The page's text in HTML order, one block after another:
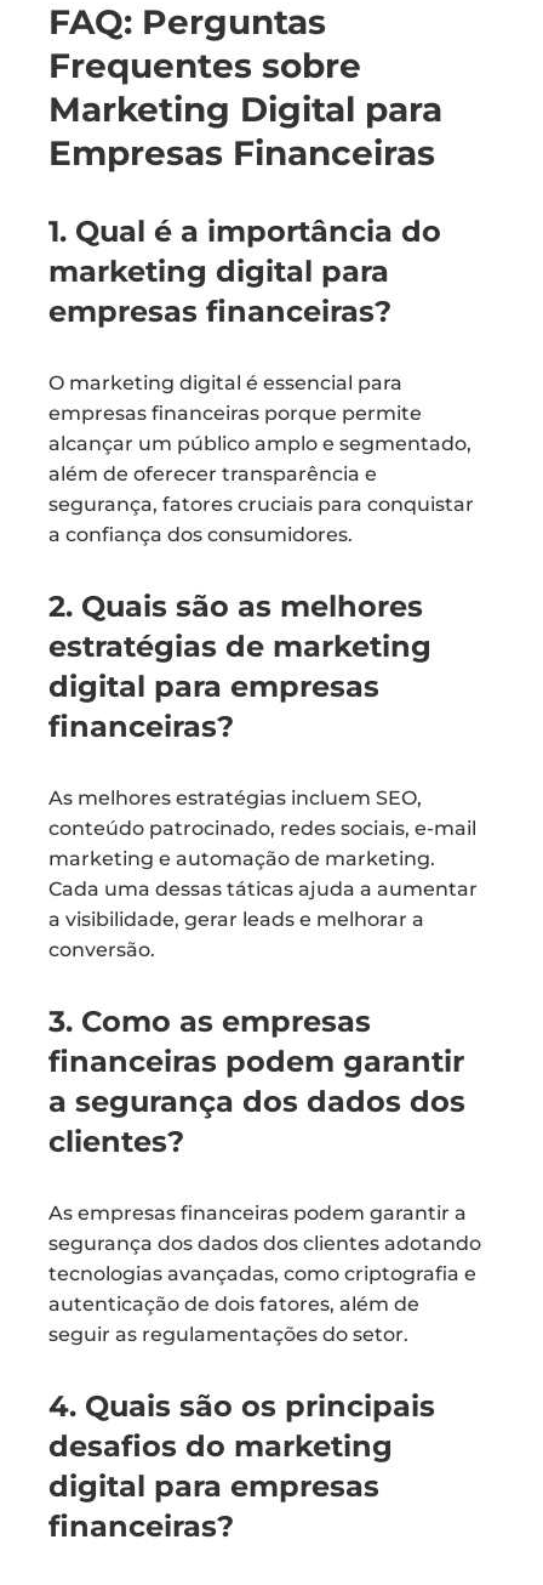
FAQ: Perguntas
Frequentes sobre
Marketing Digital para
Empresas Financeiras
1. Qual é a importância do
marketing digital para
empresas financeiras?
O marketing digital é essencial para
empresas financeiras porque permite
alcançar um público amplo e segmentado,
além de oferecer transparência e
segurança, fatores cruciais para conquistar
a confiança dos consumidores.
2. Quais são as melhores
estratégias de marketing
digital para empresas
financeiras?
As melhores estratégias incluem SEO,
conteúdo patrocinado, redes sociais, e-mail
marketing e automação de marketing.
Cada uma dessas táticas ajuda a aumentar
a visibilidade, gerar leads e melhorar a
conversão.
3. Como as empresas
financeiras podem garantir
a segurança dos dados dos
clientes?
As empresas financeiras podem garantir a
segurança dos dados dos clientes adotando
tecnologias avançadas, como criptografia e
autenticação de dois fatores, além de
seguir as regulamentações do setor.
4. Quais são os principais
desafios do marketing
digital para empresas
financeiras?